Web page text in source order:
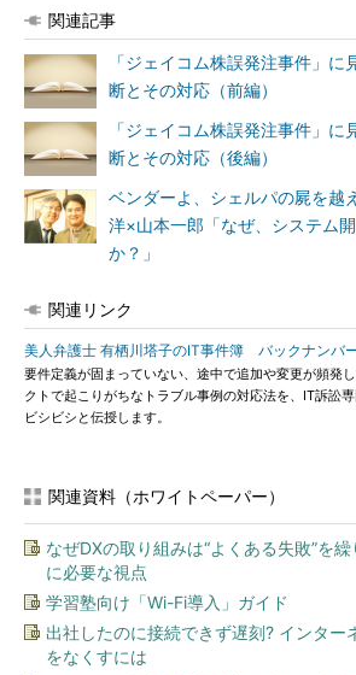
関連記事
「ジェイコム株誤発注事件」に
断とその対応（前編）
「ジェイコム株誤発注事件」に
断とその対応（後編）
ベンダーよ、シェルパの屍を
洋×山本一郎「なぜ、システム
か？」
関連リンク
美人弁護士 有栖川塔子のIT事件簿 バックナンバ
要件定義が固まっていない、途中で追加や変更が頻
クトで起こりがちなトラブル事例の対応法を、IT訴訟
ビシビシと伝授します。
関連資料（ホワイトペーパー）
なぜDXの取り組みは“よくある失敗”を
に必要な視点
学習塾向け「Wi-Fi導入」ガイド
出社したのに接続できず遅刻? インター
をなくすには